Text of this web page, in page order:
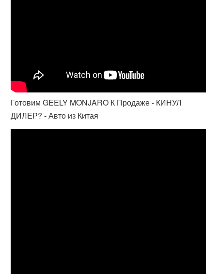
Готовим GEELY MONJARO К Продаже - КИНУЛ
ДИЛЕР? - Авто из Китая